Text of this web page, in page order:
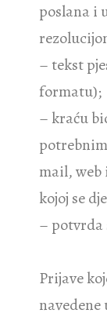
poslana i
– tekst
formatu);
– kraću
mail, web
kojoj se
– potvrda
Prijave